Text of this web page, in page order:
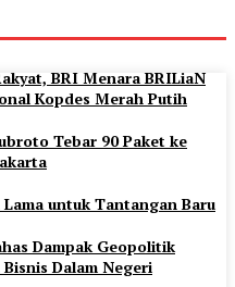
BRI Menara BRILiaN
Kopdes Merah Putih
Tebar 90 Paket ke
untuk Tantangan Baru
Dampak Geopolitik
Dalam Negeri